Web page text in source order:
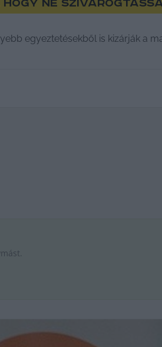
ne
egyeztetésekből is kizárják a